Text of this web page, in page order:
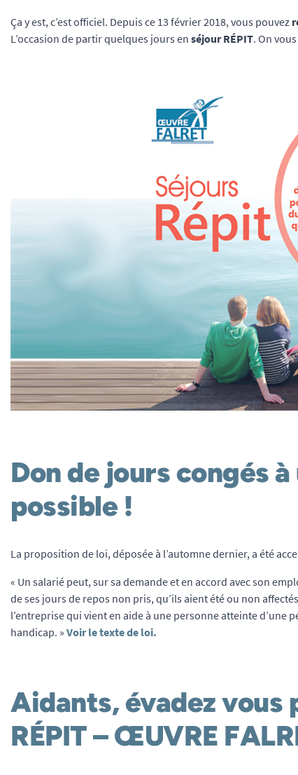
Ça y est, c’est officiel. Depuis ce 13 février 2018, vous pouvez
L’occasion de partir quelques jours en séjour RÉPIT. On
Don de jours congés
possible !
La proposition de loi, déposée à l’automne dernier, a été
« Un salarié peut, sur sa demande et en accord avec son
de ses jours de repos non pris, qu’ils aient été ou non
l’entreprise qui vient en aide à une personne atteinte d’une
handicap. » Voir le texte de loi.
Aidants, évadez vous
RÉPIT – ŒUVRE